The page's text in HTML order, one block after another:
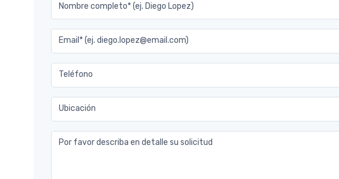
Nombre completo* (ej. Diego Lopez)
Email* (ej. diego.lopez@email.com)
Teléfono
Ubicación
Por favor describa en detalle su solicitud